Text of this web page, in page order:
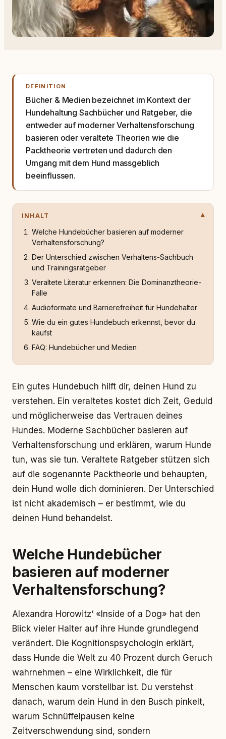
DEFINITION
Bücher & Medien bezeichnet im Kontext der
Hundehaltung Sachbücher und Ratgeber, die
entweder auf moderner Verhaltensforschung
basieren oder veraltete Theorien wie die
Packtheorie vertreten und dadurch den
Umgang mit dem Hund massgeblich
beeinflussen.
INHALT
Welche Hundebücher basieren auf moderner
Verhaltensforschung?
Der Unterschied zwischen Verhaltens-Sachbuch
und Trainingsratgeber
Veraltete Literatur erkennen: Die Dominanztheorie-
Falle
Audioformate und Barrierefreiheit für Hundehalter
Wie du ein gutes Hundebuch erkennst, bevor du
kaufst
FAQ: Hundebücher und Medien
Ein gutes Hundebuch hilft dir, deinen Hund zu
verstehen. Ein veraltetes kostet dich Zeit, Geduld
und möglicherweise das Vertrauen deines
Hundes. Moderne Sachbücher basieren auf
Verhaltensforschung und erklären, warum Hunde
tun, was sie tun. Veraltete Ratgeber stützen sich
auf die sogenannte Packtheorie und behaupten,
dein Hund wolle dich dominieren. Der Unterschied
ist nicht akademisch – er bestimmt, wie du
deinen Hund behandelst.
Welche Hundebücher
basieren auf moderner
Verhaltensforschung?
Alexandra Horowitz‘ «Inside of a Dog» hat den
Blick vieler Halter auf ihre Hunde grundlegend
verändert. Die Kognitionspsychologin erklärt,
dass Hunde die Welt zu 40 Prozent durch Geruch
wahrnehmen – eine Wirklichkeit, die für
Menschen kaum vorstellbar ist. Du verstehst
danach, warum dein Hund in den Busch pinkelt,
warum Schnüffelpausen keine
Zeitverschwendung sind, sondern